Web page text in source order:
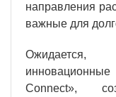
направления
важные для
Ожидается,
Connect»,